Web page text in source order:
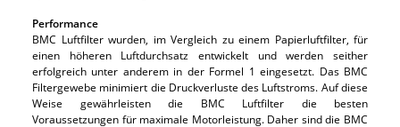
Performance
BMC Luftfilter wurden, im Vergleich zu einem Papierluftfilter, für
einen höheren Luftdurchsatz entwickelt und werden seither
erfolgreich unter anderem in der Formel 1 eingesetzt. Das BMC
Filtergewebe minimiert die Druckverluste des Luftstroms. Auf diese
Weise gewährleisten die BMC Luftfilter die besten
Voraussetzungen für maximale Motorleistung. Daher sind die BMC